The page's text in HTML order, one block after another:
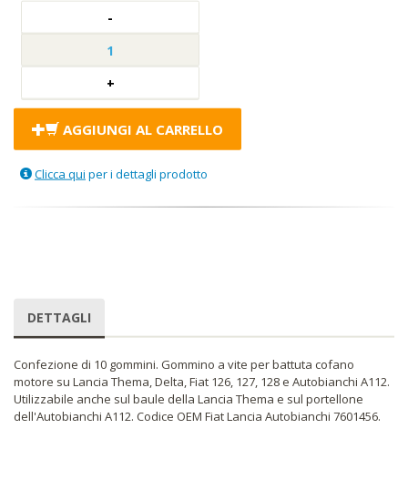
AGGIUNGI AL CARRELLO
Clicca qui per i dettagli prodotto
DETTAGLI
Confezione di 10 gommini. Gommino a vite per battuta cofano
motore su Lancia Thema, Delta, Fiat 126, 127, 128 e Autobianchi A112.
Utilizzabile anche sul baule della Lancia Thema e sul portellone
dell'Autobianchi A112. Codice OEM Fiat Lancia Autobianchi 7601456.